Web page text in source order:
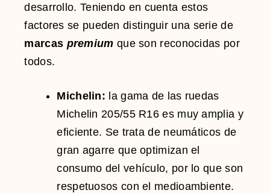
desarrollo. Teniendo en cuenta estos
factores se pueden distinguir una serie de
marcas premium que son reconocidas por
todos.
Michelin: la gama de las ruedas
Michelin 205/55 R16 es muy amplia y
eficiente. Se trata de neumáticos de
gran agarre que optimizan el
consumo del vehículo, por lo que son
respetuosos con el medioambiente.